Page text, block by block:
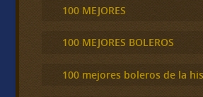
100 MEJORES
100 MEJORES BOLEROS
100 mejores boleros de la